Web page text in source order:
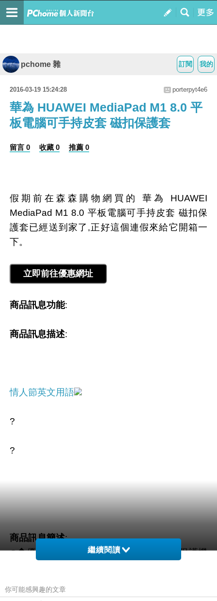
我的
訂閱
pchome 雜
2016-03-19 15:24:28 porterpyt4e6
華為 HUAWEI MediaPad M1 8.0 平
板電腦可手持皮套 磁扣保護套
留言 0 收藏 0 推薦 0
假期前在森森購物網買的 華為 HUAWEI
MediaPad M1 8.0 平板電腦可手持皮套 磁扣保
護套已經送到家了,正好這個連假來給它開箱一
下。
商品訊息功能:
商品訊息描述:
情人節英文用語
?
?
商品訊息簡述:
⊕◆優質皮料完美包裹著您的愛機,全方位保護機
⊕◆皮套預留機器接口,裝機也可以正常操作，實
繼續閱讀
你可能感興趣的文章